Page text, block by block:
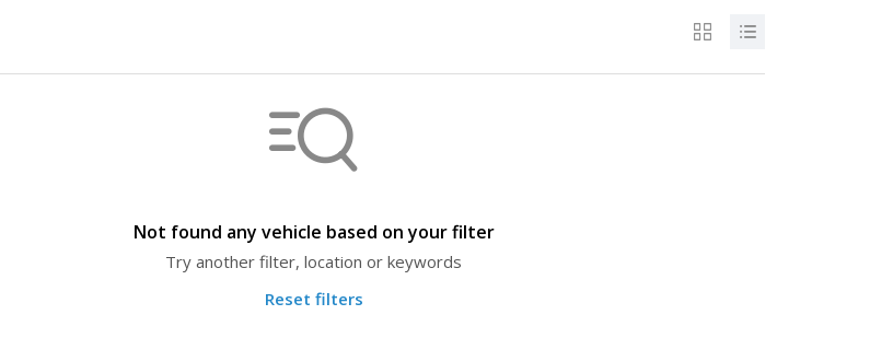
Not found any vehicle based on your filter
Try another filter, location or keywords
Reset filters